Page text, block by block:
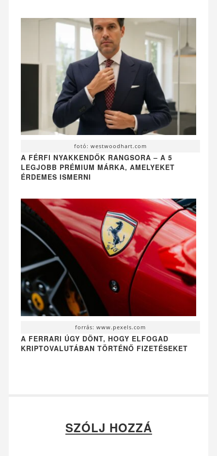
fotó: westwoodhart.com
A FÉRFI NYAKKENDŐK RANGSORA – A 5
LEGJOBB PRÉMIUM MÁRKA, AMELYEKET
ÉRDEMES ISMERNI
forrás: www.pexels.com
A FERRARI ÚGY DÖNT, HOGY ELFOGAD
KRIPTOVALUTÁBAN TÖRTÉNŐ FIZETÉSEKET
SZÓLJ HOZZÁ